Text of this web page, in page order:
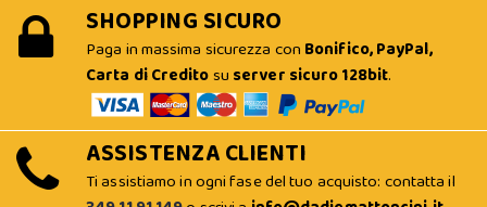
SHOPPING SICURO
Paga in massima sicurezza con Bonifico, PayPal,
Carta di Creditosu server sicuro 128bit.
ASSISTENZA CLIENTI
Ti assistiamo in ogni fase del tuo acquisto: contatta il